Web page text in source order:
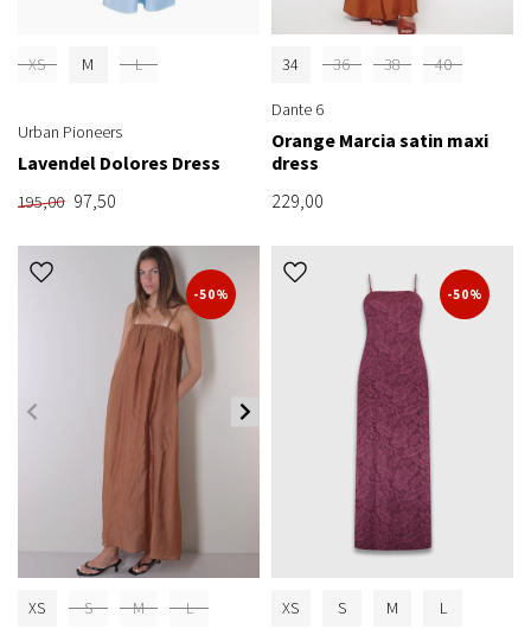
XS M L
Urban Pioneers
Lavendel Dolores Dress
195,00 97,50
34 36 38 40
Dante 6
Orange Marcia satin maxi
dress
229,00
-50%
XS S M L
-50%
XS S M L